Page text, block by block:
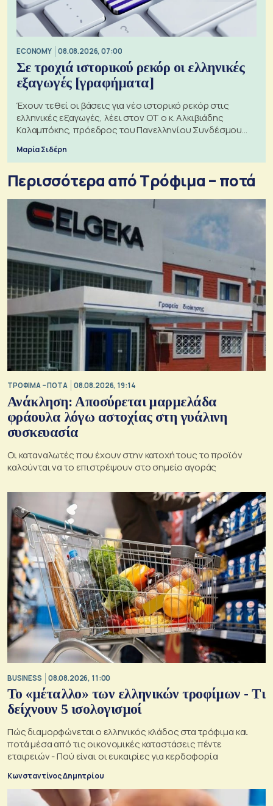
ECONOMY 08.08.2026, 07:00
Σε τροχιά ιστορικού ρεκόρ οι ελληνικές
εξαγωγές [γραφήματα]
Έχουν τεθεί οι βάσεις για νέο ιστορικό ρεκόρ στις
ελληνικές εξαγωγές, λέει στον ΟΤ ο κ. Αλκιβιάδης
Καλαμπόκης, πρόεδρος του Πανελληνίου Συνδέσμου
Μαρία Σιδέρη
Περισσότερα από Τρόφιμα – ποτά
ΤΡΟΦΙΜΑ – ΠΟΤΑ 08.08.2026, 19:14
Ανάκληση: Αποσύρεται μαρμελάδα
φράουλα λόγω αστοχίας στη γυάλινη
συσκευασία
Οι καταναλωτές που έχουν στην κατοχή τους το προϊόν
καλούνται να το επιστρέψουν στο σημείο αγοράς
BUSINESS 08.08.2026, 11:00
Το «μέταλλο» των ελληνικών τροφίμων - Τι
δείχνουν 5 ισολογισμοί
Πώς διαμορφώνεται ο ελληνικός κλάδος στα τρόφιμα και
ποτά μέσα από τις οικονομικές καταστάσεις πέντε
εταιρειών - Πού είναι οι ευκαιρίες για κερδοφορία
Κωνσταντίνος Δημητρίου